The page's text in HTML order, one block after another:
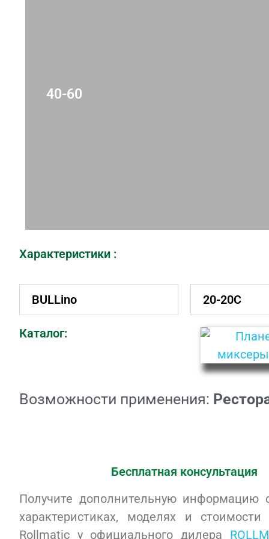
40-60
Характеристики :
BULLino 20-20C
Каталог:
Возможности применения:
Бесплатная консультация
Получите дополнительную информацию
характеристиках, моделях и стоимости
Rollmatic у официального дилера